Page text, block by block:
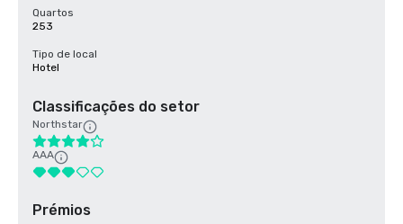
Quartos
253
Tipo de local
Hotel
Classificações do setor
Northstar
AAA
Prémios